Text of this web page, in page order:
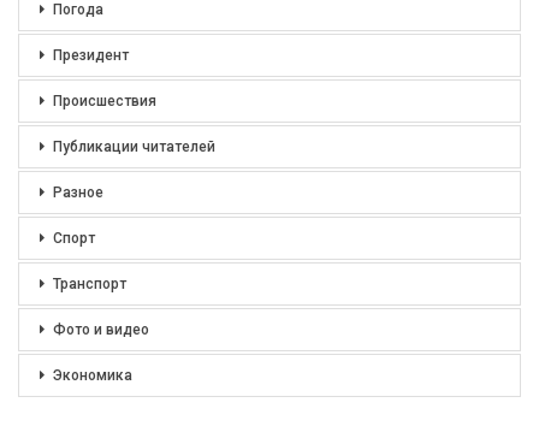
Погода
Президент
Происшествия
Публикации читателей
Разное
Спорт
Транспорт
Фото и видео
Экономика